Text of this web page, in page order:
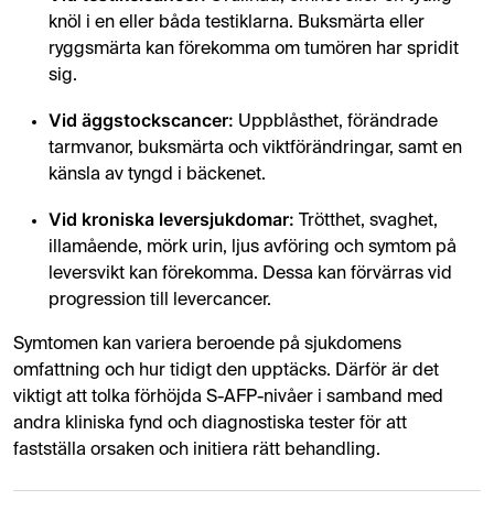
knöl i en eller båda testiklarna. Buksmärta eller
ryggsmärta kan förekomma om tumören har spridit
sig.
Vid äggstockscancer: Uppblåsthet, förändrade
tarmvanor, buksmärta och viktförändringar, samt en
känsla av tyngd i bäckenet.
Vid kroniska leversjukdomar: Trötthet, svaghet,
illamående, mörk urin, ljus avföring och symtom på
leversvikt kan förekomma. Dessa kan förvärras vid
progression till levercancer.
Symtomen kan variera beroende på sjukdomens
omfattning och hur tidigt den upptäcks. Därför är det
viktigt att tolka förhöjda S-AFP-nivåer i samband med
andra kliniska fynd och diagnostiska tester för att
fastställa orsaken och initiera rätt behandling.